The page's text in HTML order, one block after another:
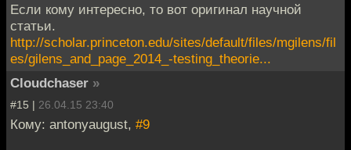
Если кому интересно, то вот оригинал научной
статьи.
http://scholar.princeton.edu/sites/default/files/mgilens/fil
es/gilens_and_page_2014_-testing_theorie...
Cloudchaser »
#15 | 26.04.15 23:40
Кому: antonyaugust, #9